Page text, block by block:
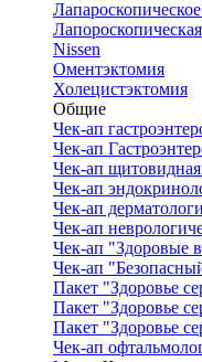
Nissen
Оментэктомия
Холецистэктомия
Общие
Чек-ап
Чек-ап
Чек-ап щитовидная
Чек-ап
Чек-ап
Чек-ап
Чек-ап "Здоровые
Чек-ап
Пакет "Здоровье
Пакет "Здоровье
Пакет "Здоровье
Чек-ап